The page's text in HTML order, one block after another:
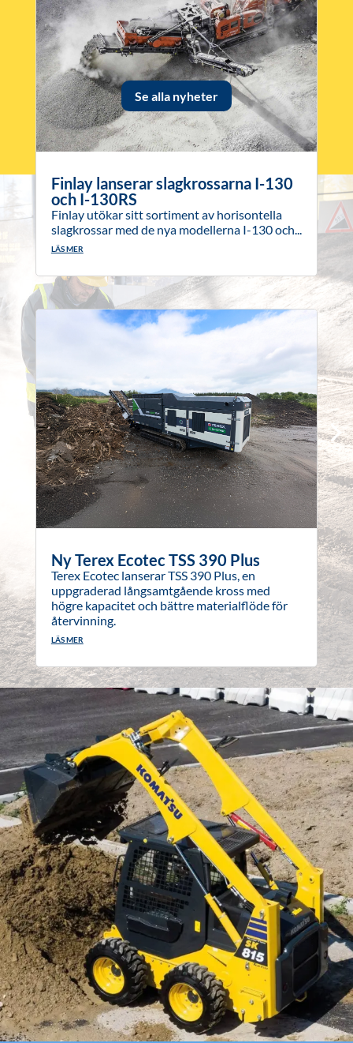
Finlay lanserar slagkrossarna I-130
och I-130RS
Finlay utökar sitt sortiment av horisontella
slagkrossar med de nya modellerna I-130 och...
LÄS MER
Ny Terex Ecotec TSS 390 Plus
Terex Ecotec lanserar TSS 390 Plus, en
uppgraderad långsamtgående kross med
högre kapacitet och bättre materialflöde för
återvinning.
LÄS MER
Komatsu lanserar nya HM460-6 –
nästa generations dumper
Komatsu tar nästa steg inom tunga dumprar
med lanseringen av helt nya HM460-6. En
maskin byggd för att leverera mer kraft, högre
effektivitet och lägre driftskostnad.
LÄS MER
Se alla nyheter